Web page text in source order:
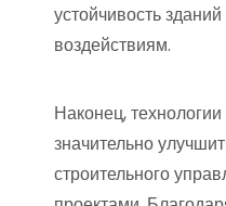
устойчивость
воздействиям.
Наконец,
значительно
строительного